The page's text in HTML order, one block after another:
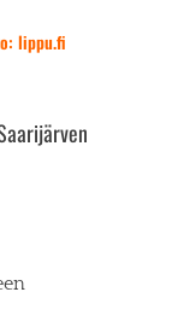
lippu.fi